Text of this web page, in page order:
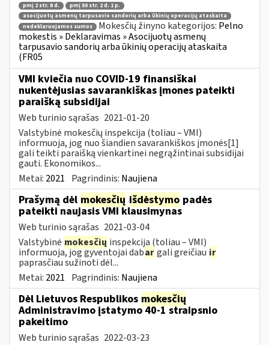
pmį 2 str. 8 d.
pmį 50 str. 2 d. 1 p.
asocijuotų asmenų tarpusavio sandorių arba ūkinių operacijų ataskaita
nedeklaruojamos sumos
Mokesčių žinyno kategorijos: Pelno
mokestis » Deklaravimas » Asocijuotų asmenų
tarpusavio sandorių arba ūkinių operacijų ataskaita
(FR05
VMI kviečia nuo COVID-19 finansiškai
nukentėjusias savarankiškas įmones pateikti
paraišką subsidijai
Web turinio sąrašas 2021-01-20
Valstybinė mokesčių inspekcija (toliau – VMI)
informuoja, jog nuo šiandien savarankiškos įmonės[1]
gali teikti paraišką vienkartinei negrąžintinai subsidijai
gauti. Ekonomikos...
Metai: 2021 Pagrindinis: Naujiena
Prašymą dėl mokesčių išdėstymo padės
pateikti naujasis VMI klausimynas
Web turinio sąrašas 2021-03-04
Valstybinė mokesčių inspekcija (toliau – VMI)
informuoja, jog gyventojai dabargali greičiau ir
paprasčiau sužinoti dėl...
Metai: 2021 Pagrindinis: Naujiena
Dėl Lietuvos Respublikos mokesčių
Administravimo įstatymo 40-1 straipsnio
pakeitimo
Web turinio sąrašas 2022-03-23